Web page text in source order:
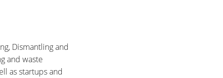
Dismantling and
and waste
as startups and